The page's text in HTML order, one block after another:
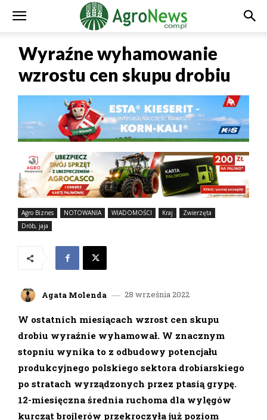
Wyraźne wyhamowanie
wzrostu cen skupu drobiu
Agro Biznes NOTOWANIA WIADOMOŚCI Kraj
Zwierzęta
Drób, jaja
Agata Molenda 28 września 2022
W ostatnich miesiącach wzrost cen skupu
drobiu wyraźnie wyhamował. W znacznym
stopniu wynika to z odbudowy potencjału
produkcyjnego polskiego sektora drobiarskiego
po stratach wyrządzonych przez ptasią grypę.
12-miesięczna średnia ruchoma dla wylęgów
kurcząt brojlerów przekroczyła już poziom